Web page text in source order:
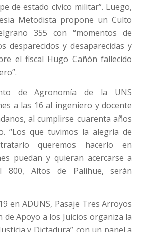
de estado cívico militar”. Luego,
Metodista propone un Culto
355 con “momentos de
desparecidos y desaparecidas y
el fiscal Hugo Cañón fallecido
de Agronomía de la UNS
a las 16 al ingeniero y docente
al cumplirse cuarenta años
“Los que tuvimos la alegría de
queremos hacerlo en
puedan y quieran acercarse a
800, Altos de Palihue, serán
en ADUNS, Pasaje Tres Arroyos
de Apoyo a los Juicios organiza la